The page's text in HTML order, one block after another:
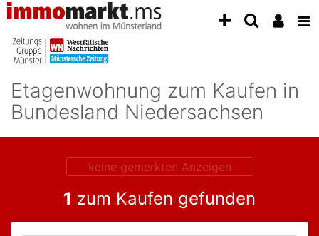
Accessibility
aktivieren
zur
zum
Inhalt
zum
Etagenwohnung zum Kaufen in
Bundesland Niedersachsen
keine gemerkten Anzeigen
1 zum Kaufen gefunden